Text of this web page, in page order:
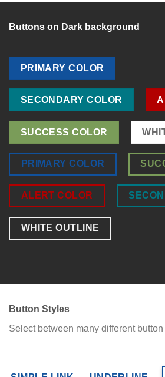
Buttons on Dark background
PRIMARY COLOR
SECONDARY COLOR
SUCCESS COLOR
PRIMARY COLOR
ALERT COLOR
WHITE OUTLINE
Button Styles
Select between many different button